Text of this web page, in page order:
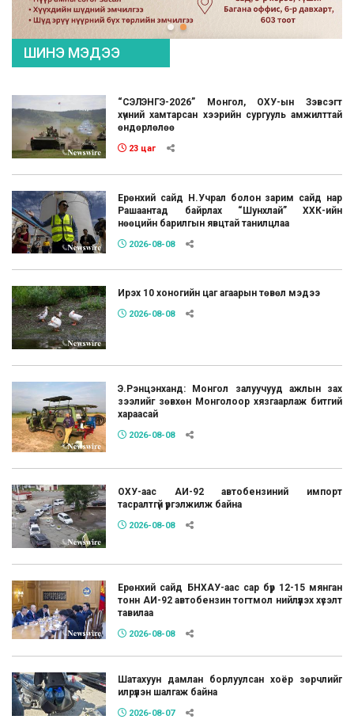
ШИНЭ МЭДЭЭ
“СЭЛЭНГЭ-2026” Монгол, ОХУ-ын Зэвсэгт
хүчний хамтарсан хээрийн сургууль амжилттай
өндөрлөлөө
23 цаг
Ерөнхий сайд Н.Учрал болон зарим сайд нар
Рашаантад байрлах “Шунхлай” ХХК-ийн
нөөцийн барилгын явцтай танилцлаа
2026-08-08
Ирэх 10 хоногийн цаг агаарын төвөл мэдээ
2026-08-08
Э.Рэнцэнханд: Монгол залуучууд ажлын зах
зээлийг зөвхөн Монголоор хязгаарлаж битгий
хараасай
2026-08-08
ОХУ-аас АИ-92 автобензиний импорт
тасралтгүй үргэлжилж байна
2026-08-08
Ерөнхий сайд БНХАУ-аас сар бүр 12-15 мянган
тонн АИ-92 автобензин тогтмол нийлүүлэх хүсэлт
тавилаа
2026-08-08
Шатахуун дамлан борлуулсан хоёр зөрчлийг
илрүүлэн шалгаж байна
2026-08-07